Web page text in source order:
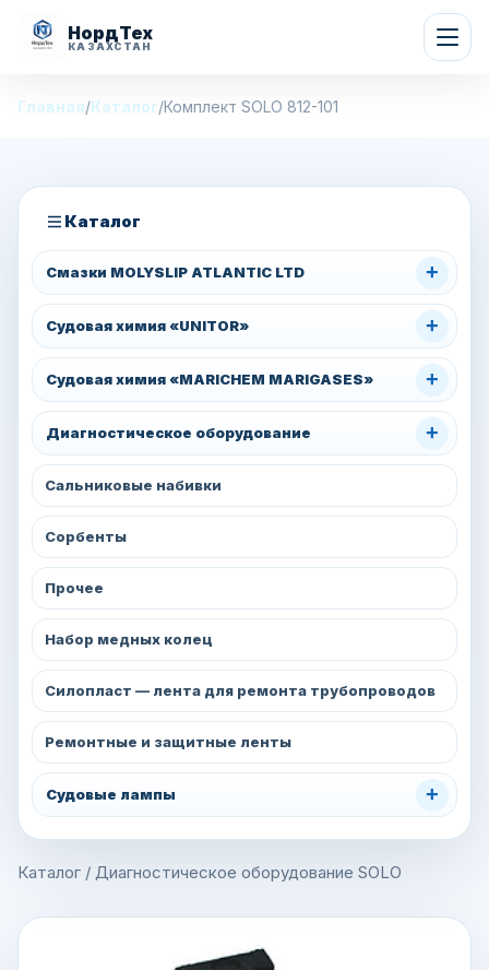
НордТех
КАЗАХСТАН
Главная/Каталог/Комплект SOLO 812-101
Каталог
Смазки MOLYSLIP ATLANTIC LTD +
Судовая химия «UNITOR» +
Судовая химия «MARICHEM MARIGASES» +
Диагностическое оборудование +
Сальниковые набивки
Сорбенты
Прочее
Набор медных колец
Силопласт — лента для ремонта трубопроводов
Ремонтные и защитные ленты
Судовые лампы +
Каталог / Диагностическое оборудование SOLO